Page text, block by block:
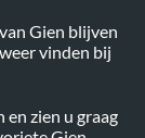
Gien blijven
vinden bij
zien u graag